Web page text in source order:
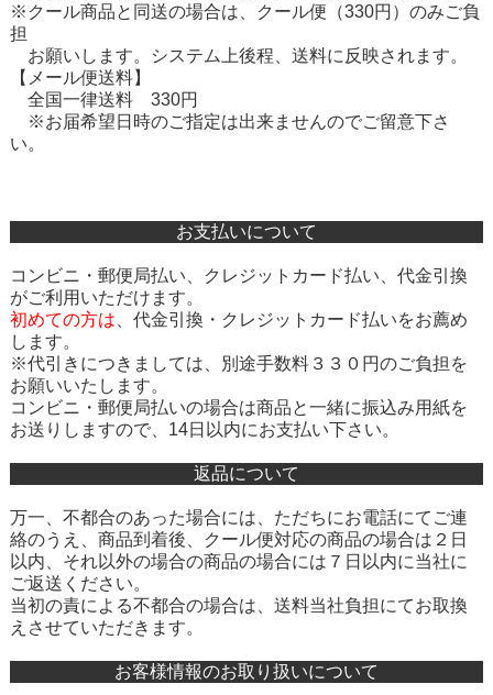
※クール商品と同送の場合は、クール便（330円）のみご負
担
お願いします。システム上後程、送料に反映されます。
【メール便送料】
全国一律送料 330円
※お届希望日時のご指定は出来ませんのでご留意下さ
い。
お支払いについて
コンビニ・郵便局払い、クレジットカード払い、代金引換
がご利用いただけます。
初めての方は
代金引換・クレジットカード払いをお薦め
します。
※代引きにつきましては、別途手数料３３０円のご負担を
お願いいたします。
コンビニ・郵便局払いの場合は商品と一緒に振込み用紙を
お送りしますので、14日以内にお支払い下さい。
返品について
万一、不都合のあった場合には、ただちにお電話にてご連
絡のうえ、商品到着後、クール便対応の商品の場合は２日
以内、それ以外の場合の商品の場合には７日以内に当社に
ご返送ください。
当初の責による不都合の場合は、送料当社負担にてお取換
えさせていただきます。
お客様情報のお取り扱いについて